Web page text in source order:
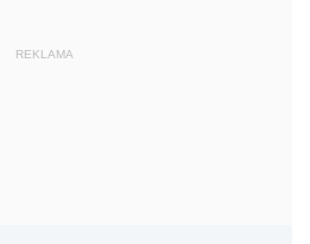
REKLAMA